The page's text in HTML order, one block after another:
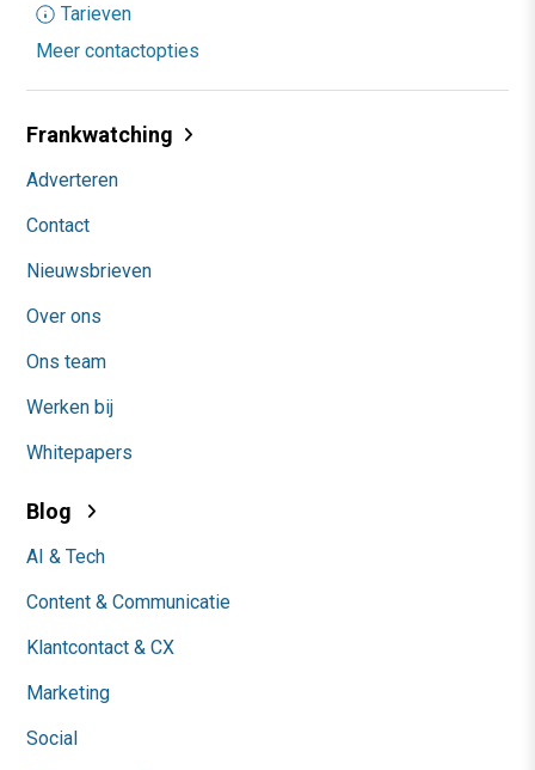
Tarieven
Meer contactopties
Frankwatching
Adverteren
Contact
Nieuwsbrieven
Over ons
Ons team
Werken bij
Whitepapers
Blog
AI & Tech
Content & Communicatie
Klantcontact & CX
Marketing
Social